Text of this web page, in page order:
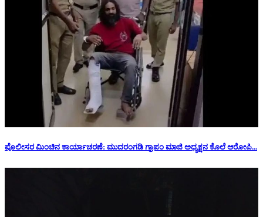
ಪೊಲೀಸರ ಮಿಂಚಿನ ಕಾರ್ಯಾಚರಣೆ: ಮುದರಂಗಡಿ ಗ್ರಾಪಂ ಮಾಜಿ ಅಧ್ಯಕ್ಷನ‌ ಕೊಲೆ ಆರೋಪಿ...